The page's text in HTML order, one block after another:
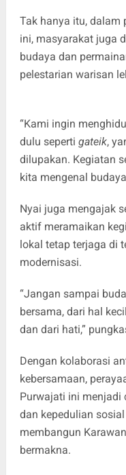
Tak hanya itu, dalam
ini, masyarakat juga
budaya dan
pelestarian warisan
“Kami ingin
dulu seperti gateik,
dilupakan. Kegiatan
kita mengenal
Nyai juga mengajak
aktif meramaikan
lokal tetap terjaga di
modernisasi.
“Jangan sampai
bersama, dari hal
dan dari hati,”
Dengan kolaborasi
kebersamaan,
Purwajati ini menjadi
dan kepedulian
membangun
bermakna.